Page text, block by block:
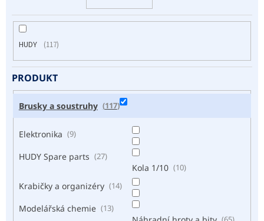
HUDY 117
PRODUKT
Brusky a soustruhy 117
Elektronika 9
HUDY Spare parts 27
Kola 1/10 10
Krabičky a organizéry 14
Modelářská chemie 13